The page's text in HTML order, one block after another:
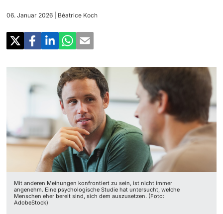
Fördernde & Alumni
weitere Informationen
Dozierende
weitere Informationen
‡ ‡ ‡ ‡ ‡ ‡ ‡ ‡ ‡ ‡ ‡ ‡
UNI NOVA
Service für Medien
‡ ‡ ‡ ‡ ‡ ‡ ‡ ‡ ‡ ‡ ‡ ‡ ‡ ‡ ‡ ‡ ‡ ‡ ‡ ‡ ‡ ‡ ‡ ‡ ‡ ‡ ‡ ‡ ‡ ‡ ‡ ‡
‡ ‡ ‡ ‡ ‡ ‡ ‡ ‡ ‡ ‡ ‡ ‡
Ukraine
06. Januar 2026 | Béatrice Koch
Mit anderen Meinungen konfrontiert zu sein, ist nicht immer
angenehm. Eine psychologische Studie hat untersucht, welche
Menschen eher bereit sind, sich dem auszusetzen. (Foto:
AdobeStock)